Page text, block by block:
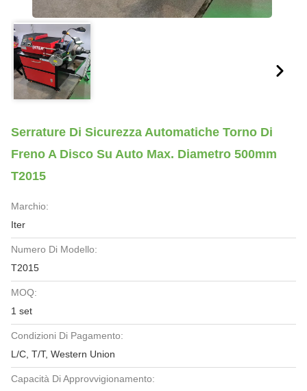
Serrature Di Sicurezza Automatiche Torno Di
Freno A Disco Su Auto Max. Diametro 500mm
T2015
Marchio:
Iter
Numero Di Modello:
T2015
MOQ:
1 set
Condizioni Di Pagamento:
L/C, T/T, Western Union
Capacità Di Approvvigionamento: